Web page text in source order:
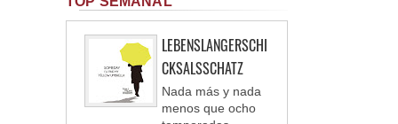
LEBENSLANGERSCHI
CKSALSSCHATZ
Nada más y nada
menos que ocho